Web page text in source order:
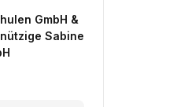
GmbH &
Sabine